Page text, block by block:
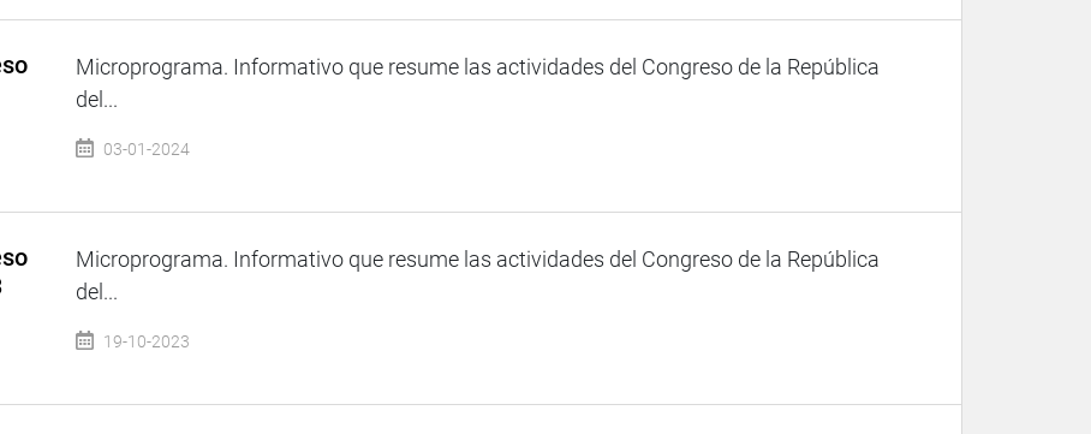
Microprograma. Informativo que resume las actividades del Congreso de la República
del...
03-01-2024
Microprograma. Informativo que resume las actividades del Congreso de la República
del...
19-10-2023